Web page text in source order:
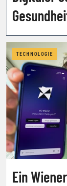
TECHNOLOGIE
Ein